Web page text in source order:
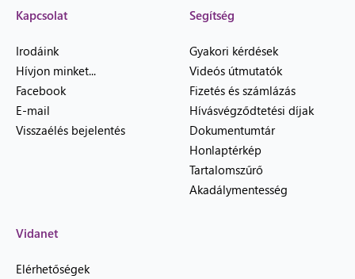
Kapcsolat
Irodáink
Hívjon minket...
Facebook
E-mail
Visszaélés bejelentés
Segítség
Gyakori kérdések
Videós útmutatók
Fizetés és számlázás
Hívásvégződtetési díjak
Dokumentumtár
Honlaptérkép
Tartalomszűrő
Akadálymentesség
Vidanet
Elérhetőségek